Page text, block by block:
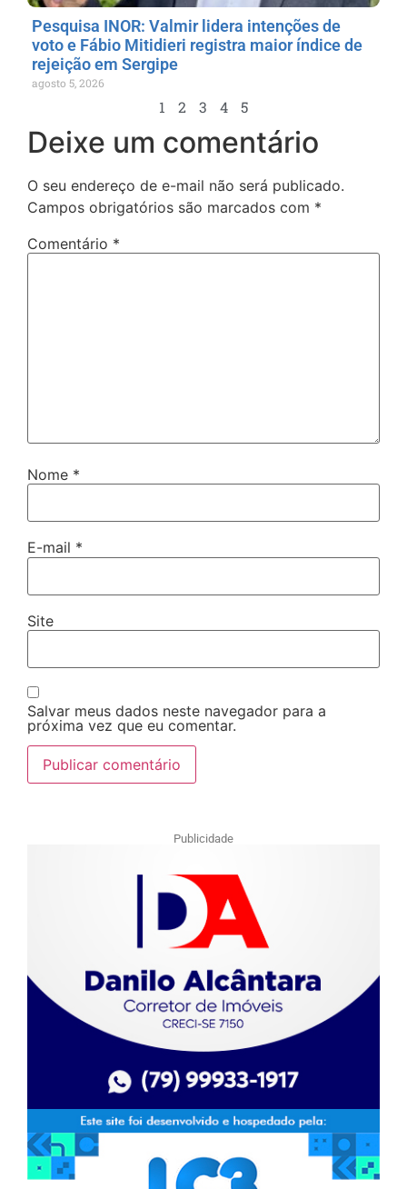
Pesquisa INOR: Valmir lidera intenções de
voto e Fábio Mitidieri registra maior índice de
rejeição em Sergipe
agosto 5, 2026
1 2 3 4 5
Deixe um comentário
O seu endereço de e-mail não será publicado.
Campos obrigatórios são marcados com *
Comentário *
Nome *
E-mail *
Site
Salvar meus dados neste navegador para a
próxima vez que eu comentar.
Publicidade